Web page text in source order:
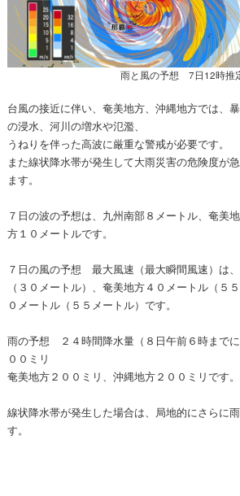
雨と風の予想 7日12時推
台風の接近に伴い、奄美地方、沖縄地方では、
の浸水、河川の増水や氾濫、
うねりを伴った高波に厳重な警戒が必要です。
また線状降水帯が発生して大雨災害の危険度が
ます。
７日の波の予想は、九州南部８メートル、奄美
方１０メートルです。
７日の風の予想 最大風速（最大瞬間風速）は
（３０メートル）、奄美地方４０メートル（５
０メートル（５５メートル）です。
雨の予想 ２４時間降水量（８日午前６時まで
００ミリ
奄美地方２００ミリ、沖縄地方２００ミリです。
線状降水帯が発生した場合は、局地的にさらに
す。